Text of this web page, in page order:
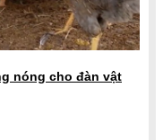
nóng cho đàn vật